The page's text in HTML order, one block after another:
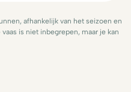
afhankelijk van het seizoen en
is niet inbegrepen, maar je kan